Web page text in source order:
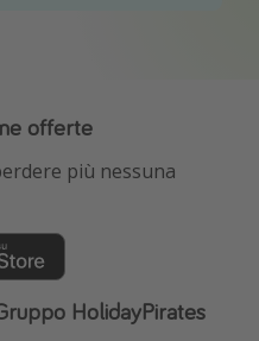
offerte
più nessuna
HolidayPirates